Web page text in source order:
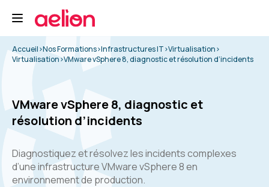
Accueil>Nos Formations>Infrastructures IT>Virtualisation>
Virtualisation>VMware vSphere 8, diagnostic et résolution d’incidents
VMware vSphere 8, diagnostic et
résolution d’incidents
Diagnostiquez et résolvez les incidents complexes
d’une infrastructure VMware vSphere 8 en
environnement de production.